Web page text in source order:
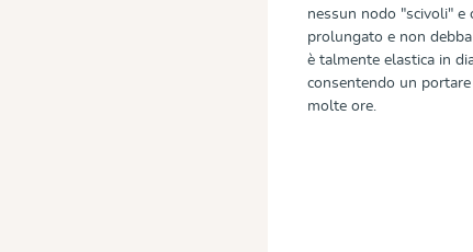
nessun nodo "scivoli" e
prolungato e non
è talmente elastica in
consentendo un
molte ore.